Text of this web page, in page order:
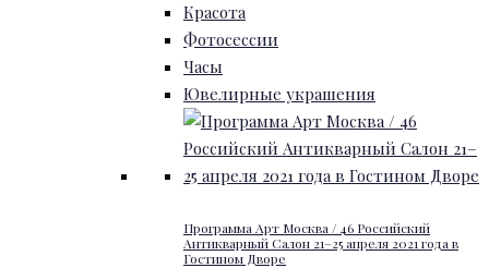
Красота
Фотосессии
Часы
Ювелирные украшения
Программа Арт Москва / 46 Российский
Антикварный Салон 21–25 апреля 2021 года в
Гостином Дворе